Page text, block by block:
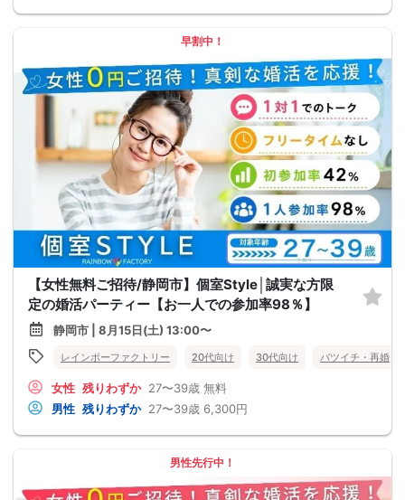
早割中！
【女性無料ご招待/静岡市】個室Style│誠実な方限
定の婚活パーティー【お一人での参加率98％】
静岡市 | 8月15日(土) 13:00〜
レインボーファクトリー 20代向け 30代向け バツイチ・再婚
女性 残りわずか 27〜39歳 無料
男性 残りわずか 27〜39歳 6,300円
男性先行中！